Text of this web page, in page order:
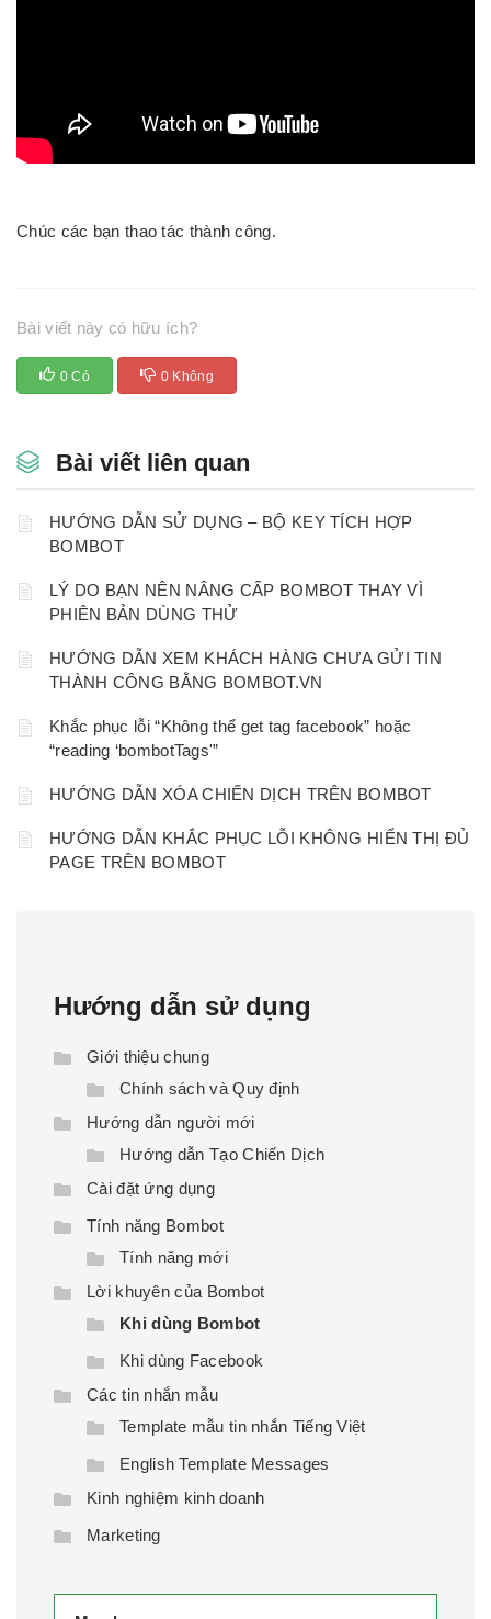
Chúc các bạn thao tác thành công.
Bài viết này có hữu ích?
0 Có 0 Không
Bài viết liên quan
HƯỚNG DẪN SỬ DỤNG – BỘ KEY TÍCH HỢP
BOMBOT
LÝ DO BẠN NÊN NÂNG CẤP BOMBOT THAY VÌ
PHIÊN BẢN DÙNG THỬ
HƯỚNG DẪN XEM KHÁCH HÀNG CHƯA GỬI TIN
THÀNH CÔNG BẰNG BOMBOT.VN
Khắc phục lỗi “Không thể get tag facebook” hoặc
“reading ‘bombotTags'”
HƯỚNG DẪN XÓA CHIẾN DỊCH TRÊN BOMBOT
HƯỚNG DẪN KHẮC PHỤC LỖI KHÔNG HIỂN THỊ ĐỦ
PAGE TRÊN BOMBOT
Hướng dẫn sử dụng
Giới thiệu chung
Chính sách và Quy định
Hướng dẫn người mới
Hướng dẫn Tạo Chiến Dịch
Cài đặt ứng dụng
Tính năng Bombot
Tính năng mới
Lời khuyên của Bombot
Khi dùng Bombot
Khi dùng Facebook
Các tin nhắn mẫu
Template mẫu tin nhắn Tiếng Việt
English Template Messages
Kinh nghiệm kinh doanh
Marketing